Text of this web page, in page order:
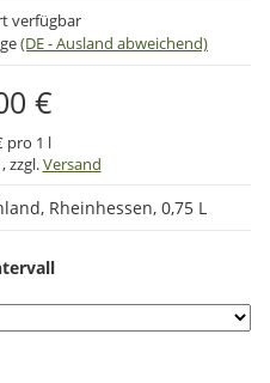
verfügbar
(DE - Ausland abweichend)
€
pro 1 l
zzgl.Versand
Rheinhessen, 0,75 L